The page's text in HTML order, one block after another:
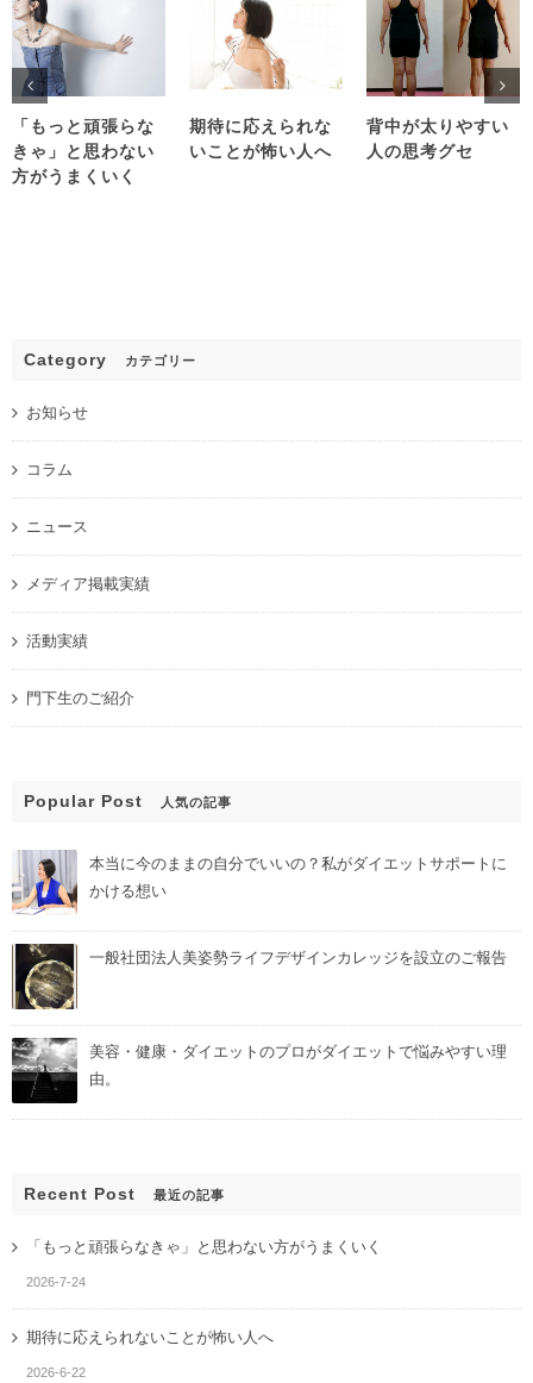
「もっと頑張らな
きゃ」と思わない
方がうまくいく
期待に応えられな
いことが怖い人へ
背中が太りやすい
人の思考グセ
Category カテゴリー
お知らせ
コラム
ニュース
メディア掲載実績
活動実績
門下生のご紹介
Popular Post 人気の記事
本当に今のままの自分でいいの？私がダイエットサポートに
かける想い
一般社団法人美姿勢ライフデザインカレッジを設立のご報告
美容・健康・ダイエットのプロがダイエットで悩みやすい理
由。
Recent Post 最近の記事
「もっと頑張らなきゃ」と思わない方がうまくいく
2026-7-24
期待に応えられないことが怖い人へ
2026-6-22